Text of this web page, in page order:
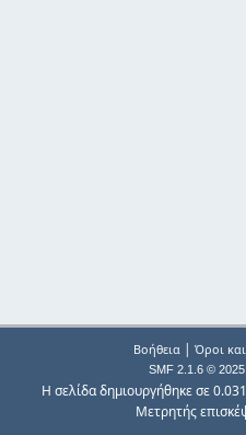
Βοήθεια| Όροι
SMF 2.1.6 © 2025
Η σελίδα δημιουργήθηκε σε
Μετρητής